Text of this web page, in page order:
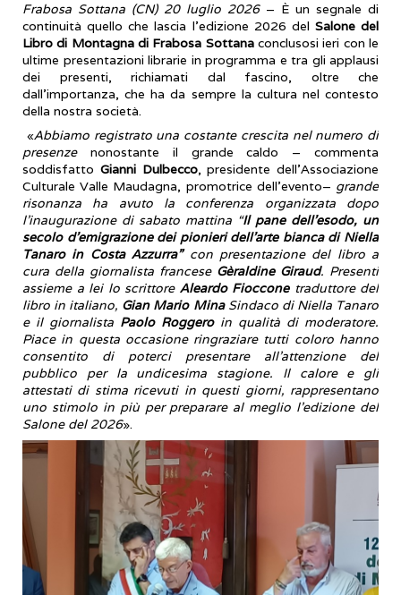
Frabosa Sottana (CN) 20 luglio 2026– È un segnale di
continuità quello che lascia l’edizione 2026 del Salone del
Libro di Montagna di Frabosa Sottanaconclusosi ieri con le
ultime presentazioni librarie in programma e tra gli applausi
dei presenti, richiamati dal fascino, oltre che
dall’importanza, che ha da sempre la cultura nel contesto
della nostra società.
«Abbiamo registrato una costante crescita nel numero di
presenzenonostante il grande caldo – commenta
soddisfatto Gianni Dulbecco, presidente dell’Associazione
Culturale Valle Maudagna, promotrice dell’evento– grande
risonanza ha avuto la conferenza organizzata dopo
l’inaugurazione di sabato mattina “Il pane dell’esodo, un
secolo d’emigrazione dei pionieri dell’arte bianca di Niella
Tanaro in Costa Azzurra”con presentazione del libro a
cura della giornalista francese Gèraldine Giraud. Presenti
assieme a lei lo scrittore Aleardo Fiocconetraduttore del
libro in italiano, Gian Mario MinaSindaco di Niella Tanaro
e il giornalista Paolo Roggeroin qualità di moderatore.
Piace in questa occasione ringraziare tutti coloro hanno
consentito di poterci presentare all’attenzione del
pubblico per la undicesima stagione. Il calore e gli
attestati di stima ricevuti in questi giorni, rappresentano
uno stimolo in più per preparare al meglio l’edizione del
Salone del 2026».